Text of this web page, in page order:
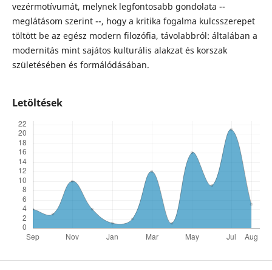
vezérmotívumát, melynek legfontosabb gondolata --
meglátásom szerint --, hogy a kritika fogalma kulcsszerepet
töltött be az egész modern filozófia, távolabbról: általában a
modernitás mint sajátos kulturális alakzat és korszak
születésében és formálódásában.
Letöltések